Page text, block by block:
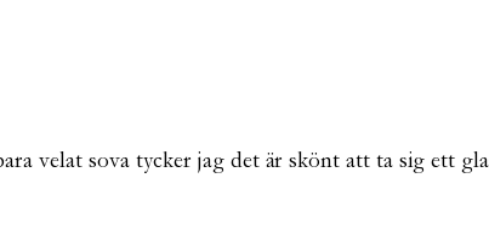
velat sova tycker jag det är skönt att ta sig ett